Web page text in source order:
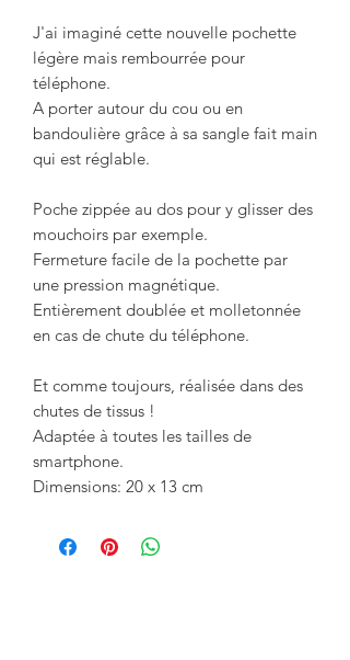
J'ai imaginé cette nouvelle pochette
légère mais rembourrée pour
téléphone.
A porter autour du cou ou en
bandoulière grâce à sa sangle fait main
qui est réglable.
Poche zippée au dos pour y glisser des
mouchoirs par exemple.
Fermeture facile de la pochette par
une pression magnétique.
Entièrement doublée et molletonnée
en cas de chute du téléphone.
Et comme toujours, réalisée dans des
chutes de tissus !
Adaptée à toutes les tailles de
smartphone.
Dimensions: 20 x 13 cm